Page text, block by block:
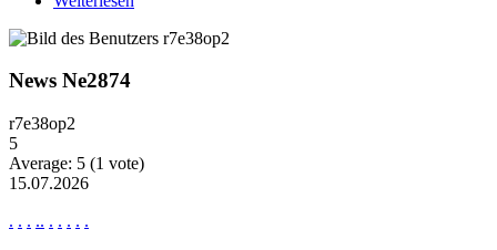
News Ne2874
r7e38op2
5
Average: 5 (1 vote)
15.07.2026
. . . .. . . . . .